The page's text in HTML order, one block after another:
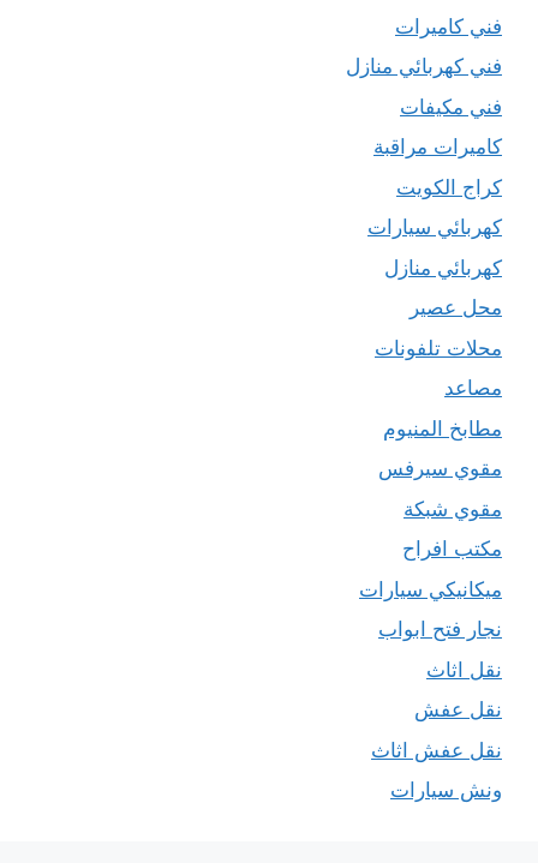
فني كاميرات
فني كهربائي منازل
فني مكيفات
كاميرات مراقبة
كراج الكويت
كهربائي سيارات
كهربائي منازل
محل عصير
محلات تلفونات
مصاعد
مطابخ المنيوم
مقوي سيرفس
مقوي شبكة
مكتب افراح
ميكانيكي سيارات
نجار فتح ابواب
نقل اثاث
نقل عفش
نقل عفش اثاث
ونش سيارات